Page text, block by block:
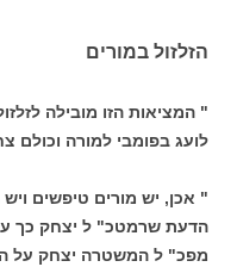
הזלזול במורים
" המציאות הזו מובילה
לועג בפומבי למורה וכולם
" אכן, יש מורים טיפשים
הדעת שרמטכ" ל יצחק כך
מפכ" ל המשטרה יצחק על